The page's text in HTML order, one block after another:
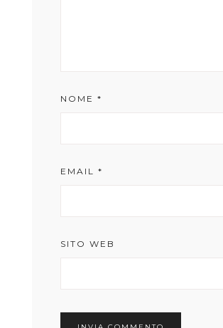
NOME *
EMAIL *
SITO WEB